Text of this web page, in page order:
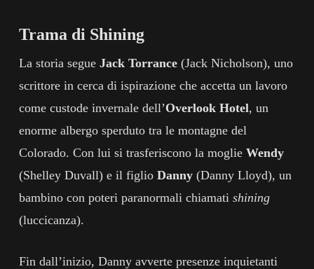
Trama di Shining
La storia segue Jack Torrance(Jack Nicholson), uno
scrittore in cerca di ispirazione che accetta un lavoro
come custode invernale dell’Overlook Hotel, un
enorme albergo sperduto tra le montagne del
Colorado. Con lui si trasferiscono la moglie Wendy
(Shelley Duvall) e il figlio Danny(Danny Lloyd), un
bambino con poteri paranormali chiamati shining
(luccicanza).
Fin dall’inizio, Danny avverte presenze inquietanti